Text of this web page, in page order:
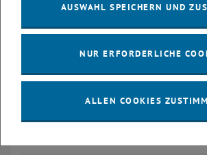
AUSWAHL SPEICHERN UND
NUR ERFORDERLICHE
ALLEN COOKIES